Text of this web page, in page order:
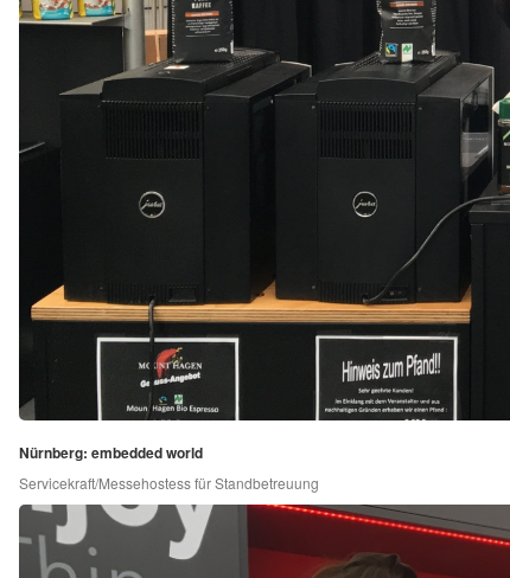
Nürnberg: embedded world
Servicekraft/Messehostess für Standbetreuung